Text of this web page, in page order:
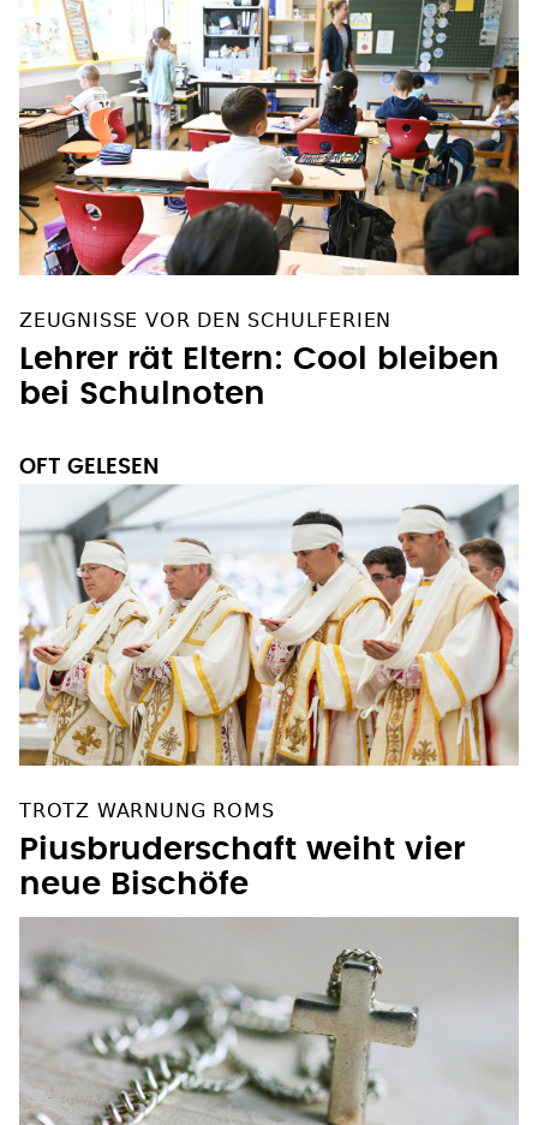
ZEUGNISSE VOR DEN SCHULFERIEN
Lehrer rät Eltern: Cool bleiben
bei Schulnoten
OFT GELESEN
TROTZ WARNUNG ROMS
Piusbruderschaft weiht vier
neue Bischöfe